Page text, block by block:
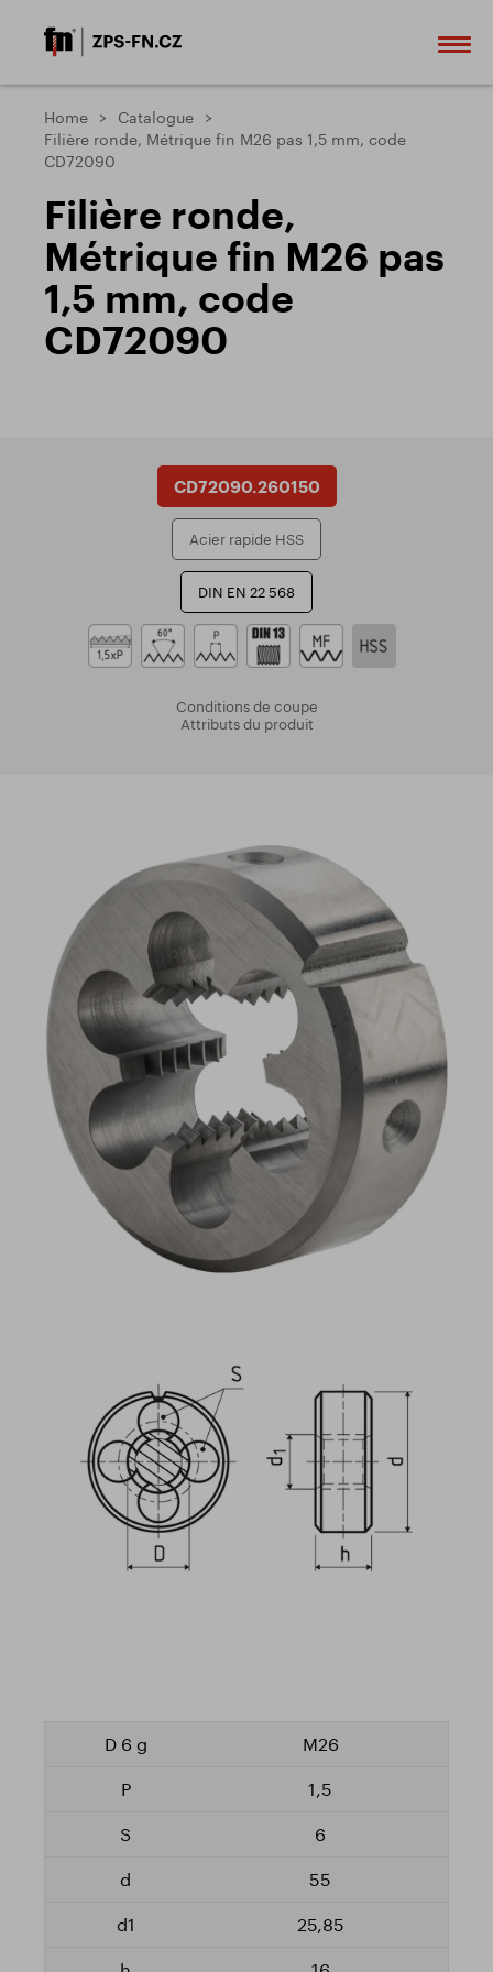
Home
Catalogue
Filière ronde, Métrique fin M26 pas 1,5 mm, code
CD72090
Filière ronde,
Métrique fin M26 pas
1,5 mm, code
CD72090
CD72090.260150
Acier rapide HSS
DIN EN 22 568
Conditions de coupe
Attributs du produit
M26
1,5
6
55
25,85